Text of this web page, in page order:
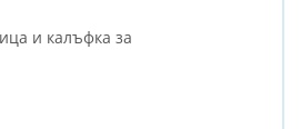
и калъфка за